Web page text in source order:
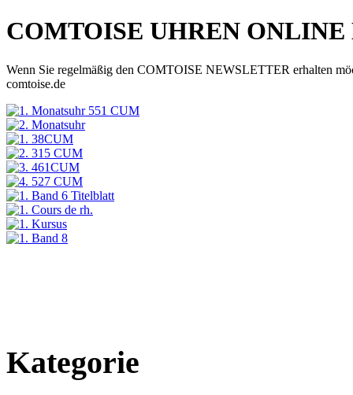
COMTOISE UHREN ONLINE
Wenn Sie regelmäßig den COMTOISE NEWSLETTER erhalten
comtoise.de
Kategorie